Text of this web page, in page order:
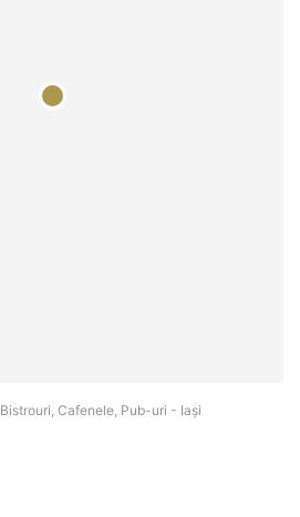
Bistrouri, Cafenele, Pub-uri - Iaşi